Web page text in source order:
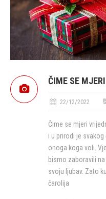
ČIME SE
22/12/2022
Čime se mjeri
i u prirodi je
onoga koga voli.
bismo zaboravili
svoju ljubav. Zato
čarolija